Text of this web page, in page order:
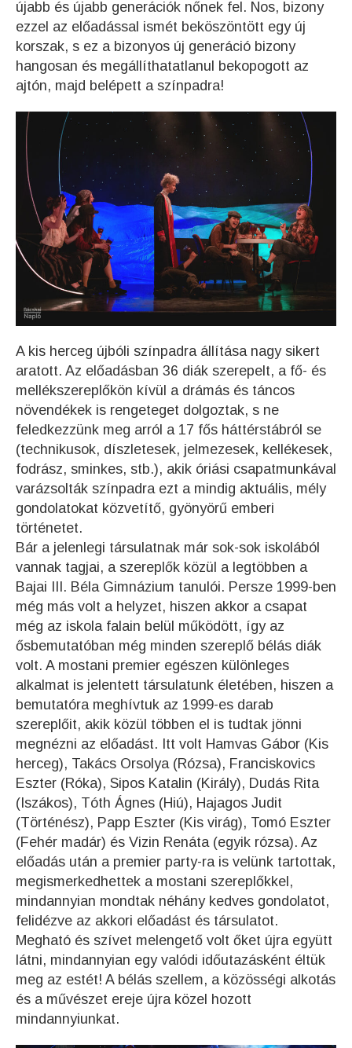
újabb és újabb generációk nőnek fel. Nos, bizony
ezzel az előadással ismét beköszöntött egy új
korszak, s ez a bizonyos új generáció bizony
hangosan és megállíthatatlanul bekopogott az
ajtón, majd belépett a színpadra!
A kis herceg újbóli színpadra állítása nagy sikert
aratott. Az előadásban 36 diák szerepelt, a fő- és
mellékszereplőkön kívül a drámás és táncos
növendékek is rengeteget dolgoztak, s ne
feledkezzünk meg arról a 17 fős háttérstábról se
(technikusok, díszletesek, jelmezesek, kellékesek,
fodrász, sminkes, stb.), akik óriási csapatmunkával
varázsolták színpadra ezt a mindig aktuális, mély
gondolatokat közvetítő, gyönyörű emberi
történetet.
Bár a jelenlegi társulatnak már sok-sok iskolából
vannak tagjai, a szereplők közül a legtöbben a
Bajai III. Béla Gimnázium tanulói. Persze 1999-ben
még más volt a helyzet, hiszen akkor a csapat
még az iskola falain belül működött, így az
ősbemutatóban még minden szereplő bélás diák
volt. A mostani premier egészen különleges
alkalmat is jelentett társulatunk életében, hiszen a
bemutatóra meghívtuk az 1999-es darab
szereplőit, akik közül többen el is tudtak jönni
megnézni az előadást. Itt volt Hamvas Gábor (Kis
herceg), Takács Orsolya (Rózsa), Franciskovics
Eszter (Róka), Sipos Katalin (Király), Dudás Rita
(Iszákos), Tóth Ágnes (Hiú), Hajagos Judit
(Történész), Papp Eszter (Kis virág), Tomó Eszter
(Fehér madár) és Vizin Renáta (egyik rózsa). Az
előadás után a premier party-ra is velünk tartottak,
megismerkedhettek a mostani szereplőkkel,
mindannyian mondtak néhány kedves gondolatot,
felidézve az akkori előadást és társulatot.
Megható és szívet melengető volt őket újra együtt
látni, mindannyian egy valódi időutazásként éltük
meg az estét! A bélás szellem, a közösségi alkotás
és a művészet ereje újra közel hozott
mindannyiunkat.